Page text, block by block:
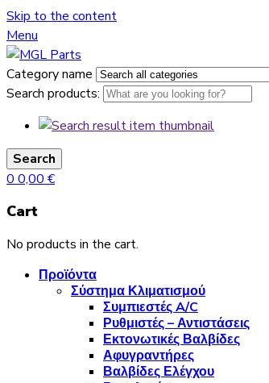
Skip to the content
Menu
Category name
Search products:
Search
0 0,00 €
Cart
No products in the cart.
Προϊόντα
Σύστημα Κλιματισμού
Συμπιεστές A/C
Ρυθμιστές – Αντιστάσεις
Εκτονωτικές Βαλβίδες
Αφυγραντήρες
Βαλβίδες Ελέγχου